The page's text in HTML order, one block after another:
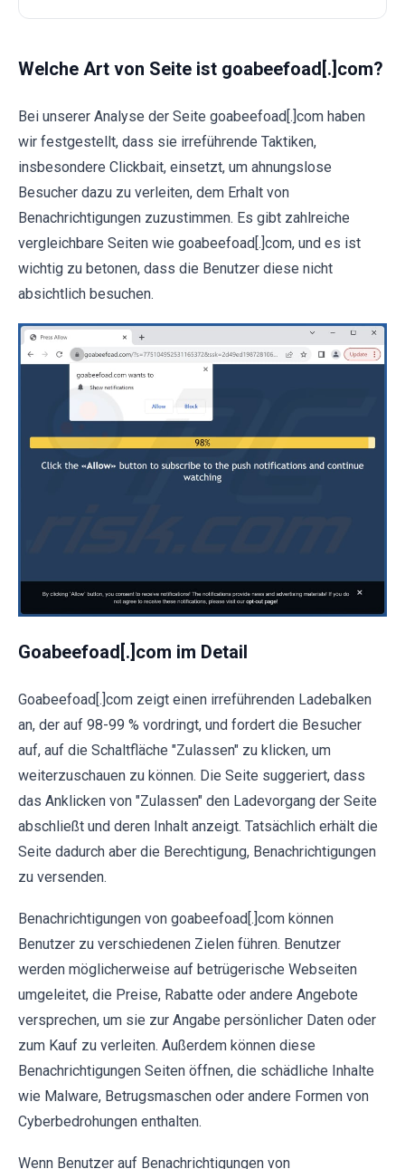
Welche Art von Seite ist goabeefoad[.]com?
Bei unserer Analyse der Seite goabeefoad[.]com haben
wir festgestellt, dass sie irreführende Taktiken,
insbesondere Clickbait, einsetzt, um ahnungslose
Besucher dazu zu verleiten, dem Erhalt von
Benachrichtigungen zuzustimmen. Es gibt zahlreiche
vergleichbare Seiten wie goabeefoad[.]com, und es ist
wichtig zu betonen, dass die Benutzer diese nicht
absichtlich besuchen.
Goabeefoad[.]com im Detail
Goabeefoad[.]com zeigt einen irreführenden Ladebalken
an, der auf 98-99 % vordringt, und fordert die Besucher
auf, auf die Schaltfläche "Zulassen" zu klicken, um
weiterzuschauen zu können. Die Seite suggeriert, dass
das Anklicken von "Zulassen" den Ladevorgang der Seite
abschließt und deren Inhalt anzeigt. Tatsächlich erhält die
Seite dadurch aber die Berechtigung, Benachrichtigungen
zu versenden.
Benachrichtigungen von goabeefoad[.]com können
Benutzer zu verschiedenen Zielen führen. Benutzer
werden möglicherweise auf betrügerische Webseiten
umgeleitet, die Preise, Rabatte oder andere Angebote
versprechen, um sie zur Angabe persönlicher Daten oder
zum Kauf zu verleiten. Außerdem können diese
Benachrichtigungen Seiten öffnen, die schädliche Inhalte
wie Malware, Betrugsmaschen oder andere Formen von
Cyberbedrohungen enthalten.
Wenn Benutzer auf Benachrichtigungen von